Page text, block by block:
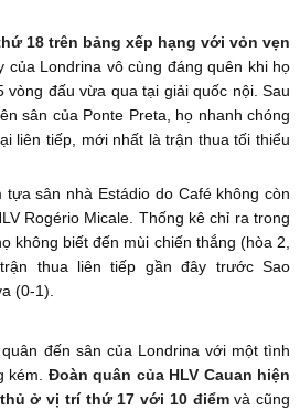
18 trên bảng xếp hạng với vỏn vẹn
của Londrina vô cùng đáng quên khi họ
vòng đấu vừa qua tại giải quốc nội. Sau
sân của Ponte Preta, họ nhanh chóng
liên tiếp, mới nhất là trận thua tối thiểu
sân nhà Estádio do Café không còn
Rogério Micale. Thống kê chỉ ra trong
không biết đến mùi chiến thắng (hòa 2,
thua liên tiếp gần đây trước Sao
(0-1).
đến sân của Londrina với một tình
kém. Đoàn quân của HLV Cauan hiện
ở vị trí thứ 17 với 10 điểmvà cũng